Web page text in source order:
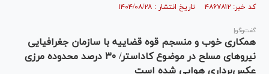
کد خبر: ۴۸۶۷۸۱۲ تاریخ انتشار : ۱۴۰۴/۰۸/۲۸
گفت‌وگو|
همکاری خوب و منسجم قوه قضاییه با سازمان جغرافیایی
نیرو‌های مسلح در موضوع کاداستر/ ۳۰ درصد محدوده مرزی
عکس‌برداری هوایی شده است